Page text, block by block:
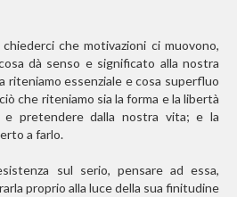
che motivazioni ci muovono,
dà senso e significato alla nostra
riteniamo essenziale e cosa superfluo
che riteniamo sia la forma e la libertà
e pretendere dalla nostra vita; e la
a farlo.
sul serio, pensare ad essa,
proprio alla luce della sua finitudine